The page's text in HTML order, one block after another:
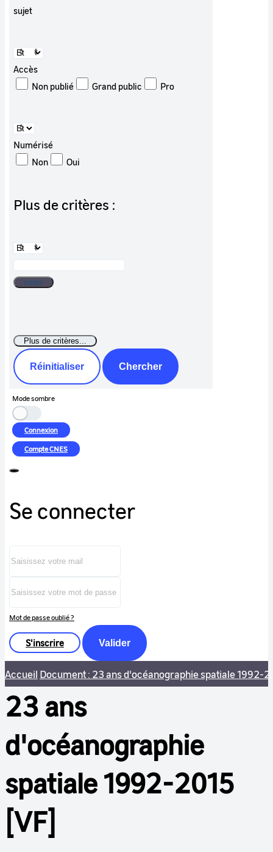
sujet
Accès
Non publié
Grand public Pro
Numérisé
Non
Oui
Plus de critères :
Réinitialiser Chercher
Mode sombre
Connexion
CompteCNES
Se connecter
Mot de passe oublié ?
S'inscrire Valider
Accueil Document : 23 ans d'océanographie spatiale 1992-
23 ans
d'océanographie
spatiale 1992-2015
[VF]